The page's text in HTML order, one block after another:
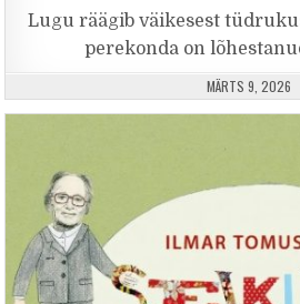
Lugu räägib väikesest
perekonda on
PUBLISHED DATE:
MÄRTS 9, 2026